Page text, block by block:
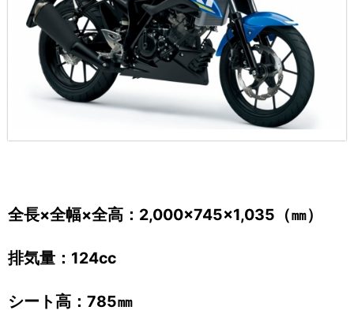
全長×全幅×全高：2,000×745×1,035（㎜）
排気量：124cc
シート高：785㎜